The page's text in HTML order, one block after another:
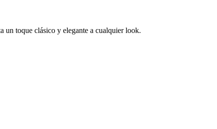
un toque clásico y elegante a cualquier look.